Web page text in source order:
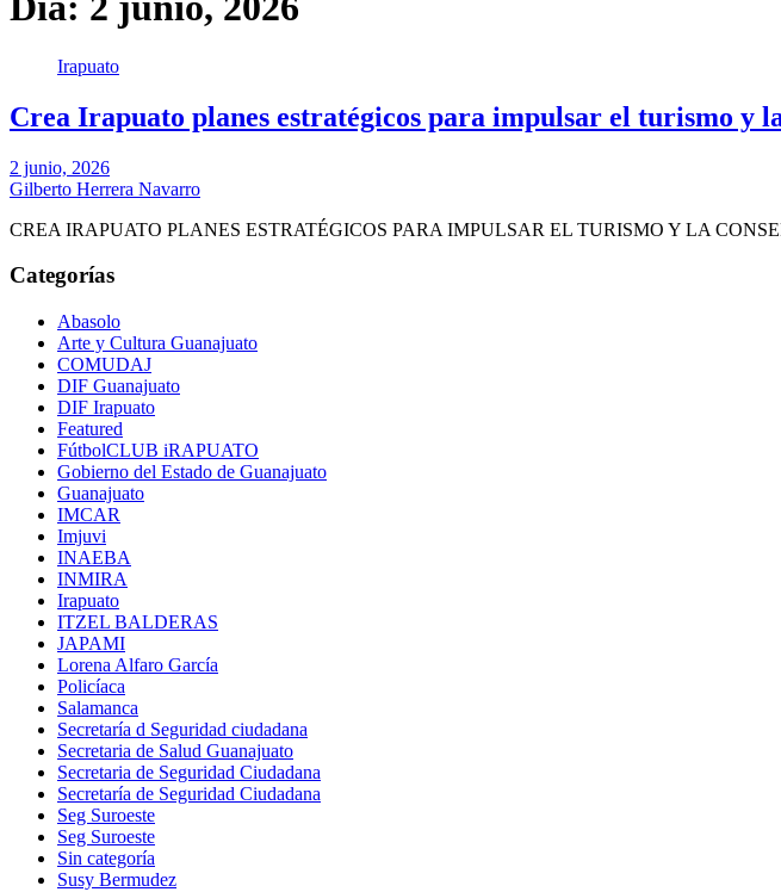
Irapuato
Crea Irapuato planes estratégicos para impulsar el turismo y
2 junio, 2026
Gilberto Herrera Navarro
CREA IRAPUATO PLANES ESTRATÉGICOS PARA IMPULSAR EL TURISMO Y LA
Categorías
Abasolo
Arte y Cultura Guanajuato
COMUDAJ
DIF Guanajuato
DIF Irapuato
Featured
FútbolCLUB iRAPUATO
Gobierno del Estado de Guanajuato
Guanajuato
IMCAR
Imjuvi
INAEBA
INMIRA
Irapuato
ITZEL BALDERAS
JAPAMI
Lorena Alfaro García
Policíaca
Salamanca
Secretaría d Seguridad ciudadana
Secretaria de Salud Guanajuato
Secretaria de Seguridad Ciudadana
Secretaría de Seguridad Ciudadana
Seg Suroeste
Seg Suroeste
Sin categoría
Susy Bermudez